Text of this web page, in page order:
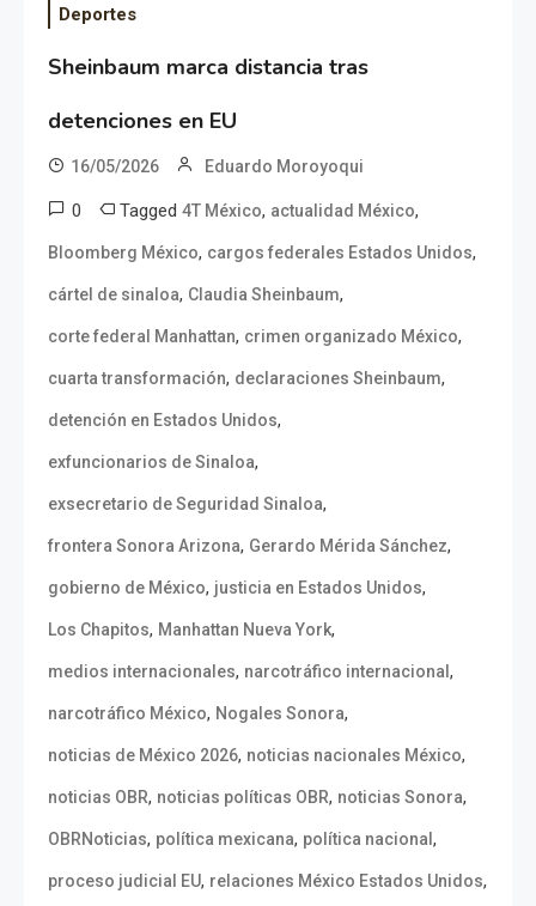
Deportes
Sheinbaum marca distancia tras
detenciones en EU
16/05/2026 Eduardo Moroyoqui
0 Tagged 4T México, actualidad México,
Bloomberg México, cargos federales Estados Unidos,
cártel de sinaloa, Claudia Sheinbaum,
corte federal Manhattan, crimen organizado México,
cuarta transformación, declaraciones Sheinbaum,
detención en Estados Unidos,
exfuncionarios de Sinaloa,
exsecretario de Seguridad Sinaloa,
frontera Sonora Arizona, Gerardo Mérida Sánchez,
gobierno de México, justicia en Estados Unidos,
Los Chapitos, Manhattan Nueva York,
medios internacionales, narcotráfico internacional ,
narcotráfico México, Nogales Sonora,
noticias de México 2026, noticias nacionales México,
noticias OBR, noticias políticas OBR, noticias Sonora,
OBRNoticias, política mexicana, política nacional ,
proceso judicial EU, relaciones México Estados Unidos,